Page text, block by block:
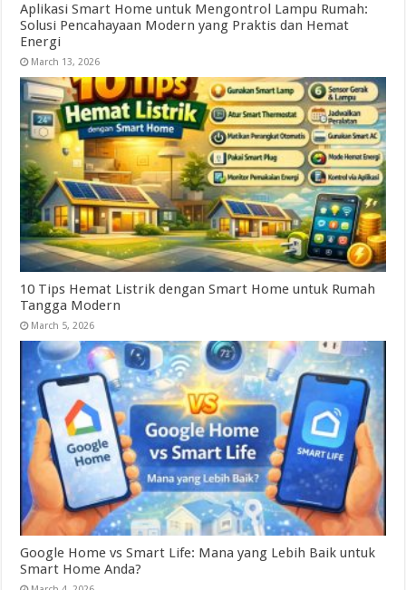
Aplikasi Smart Home untuk Mengontrol Lampu Rumah:
Solusi Pencahayaan Modern yang Praktis dan Hemat
Energi
March 13, 2026
10 Tips Hemat Listrik dengan Smart Home untuk Rumah
Tangga Modern
March 5, 2026
Google Home vs Smart Life: Mana yang Lebih Baik untuk
Smart Home Anda?